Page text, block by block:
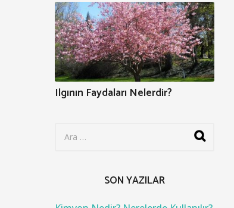
Ilgının Faydaları Nelerdir?
SON YAZILAR